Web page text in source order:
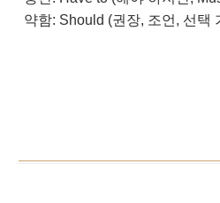
약함: Should (권장, 조언, 선택